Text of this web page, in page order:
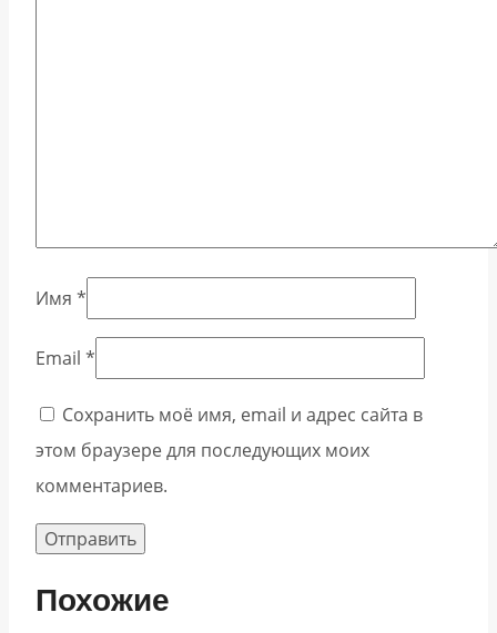
Имя *
Email *
Сохранить моё имя, email и адрес сайта в
этом браузере для последующих моих
комментариев.
Похожие